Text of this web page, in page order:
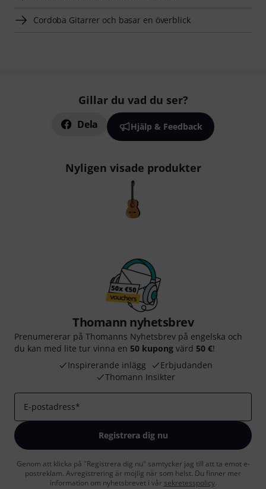
Cordoba Gitarrer och basar en överblick
Gillar du vad du ser?
Dela Hjälp & Feedback
Nyligen visade produkter
Thomann nyhetsbrev
Prenumererar på Thomanns Nyhetsbrev på engelska och
du kan med lite tur vinna en 50 kupong värd 50 €!
Inspirerande inlägg
Erbjudanden
Thomann Insikter
E-postadress*
Registrera dig nu
Genom att klicka på "Registrera dig nu" samtycker jag till att ta emot e-
postreklam. Avregistrering är möjlig när som helst. Du finner mer
information om nyhetsbrevet i vår sekretesspolicy.